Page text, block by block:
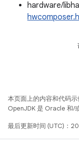
hardware/
hwcomposer.h
本页面上的内容和代码示
OpenJDK 是 Oracle 和/
最后更新时间 (UTC)：